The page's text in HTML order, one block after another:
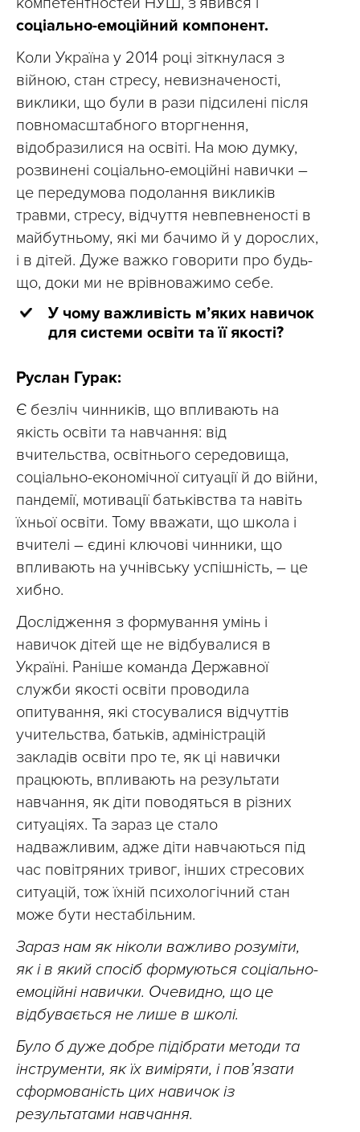
соціально-емоційний компонент.
Коли Україна у 2014 році зіткнулася з
війною, стан стресу, невизначеності,
виклики, що були в рази підсилені після
повномасштабного вторгнення,
відобразилися на освіті. На мою думку,
розвинені соціально-емоційні навички –
це передумова подолання викликів
травми, стресу, відчуття невпевненості в
майбутньому, які ми бачимо й у дорослих,
і в дітей. Дуже важко говорити про будь-
що, доки ми не врівноважимо себе.
У чому важливість мʼяких навичок
для системи освіти та її якості?
Руслан Гурак:
Є безліч чинників, що впливають на
якість освіти та навчання: від
вчительства, освітнього середовища,
соціально-економічної ситуації й до війни,
пандемії, мотивації батьківства та навіть
їхньої освіти. Тому вважати, що школа і
вчителі – єдині ключові чинники, що
впливають на учнівську успішність, – це
хибно.
Дослідження з формування умінь і
навичок дітей ще не відбувалися в
Україні. Раніше команда Державної
служби якості освіти проводила
опитування, які стосувалися відчуттів
учительства, батьків, адміністрацій
закладів освіти про те, як ці навички
працюють, впливають на результати
навчання, як діти поводяться в різних
ситуаціях. Та зараз це стало
надважливим, адже діти навчаються під
час повітряних тривог, інших стресових
ситуацій, тож їхній психологічний стан
може бути нестабільним.
Зараз нам як ніколи важливо розуміти,
як і в який спосіб формуються соціально-
емоційні навички. Очевидно, що це
відбувається не лише в школі.
Було б дуже добре підібрати методи та
інструменти, як їх виміряти, і пов’язати
сформованість цих навичок із
результатами навчання.